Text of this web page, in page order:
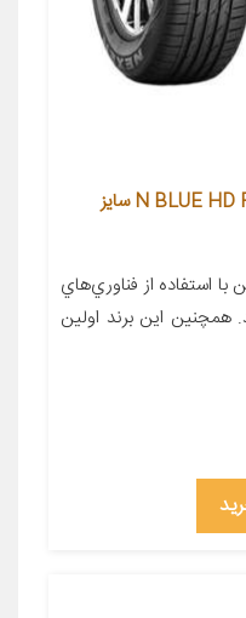
لاستیک خودرو نکسن مدل N BLUE HD PLUS سایز
استفاده از فناوري‌هاي
همچنين اين برند اولين